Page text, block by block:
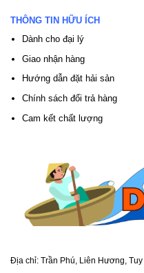
THÔNG TIN HỮU ÍCH
Dành cho đại lý
Giao nhận hàng
Hướng dẫn đặt hải sản
Chính sách đổi trả hàng
Cam kết chất lượng
Địa chỉ: Trần Phú, Liên Hương,